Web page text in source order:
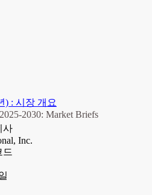
) : 시장 개요
2030: Market Briefs
사
Inc.
드